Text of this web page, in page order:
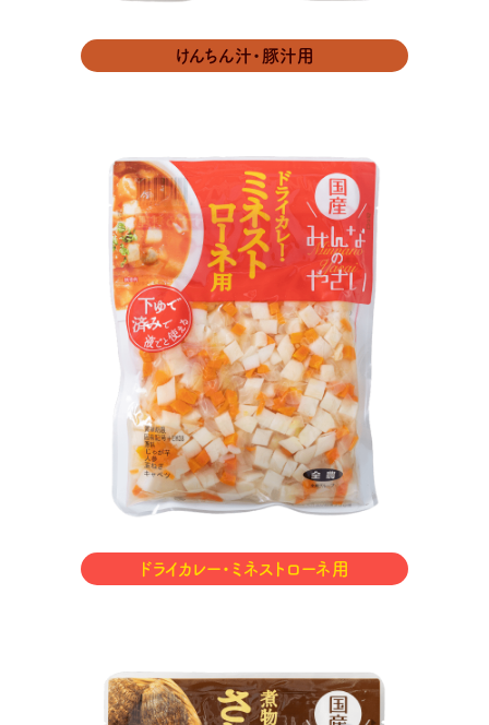
けんちん汁・豚汁用
ドライカレー・ミネストローネ用